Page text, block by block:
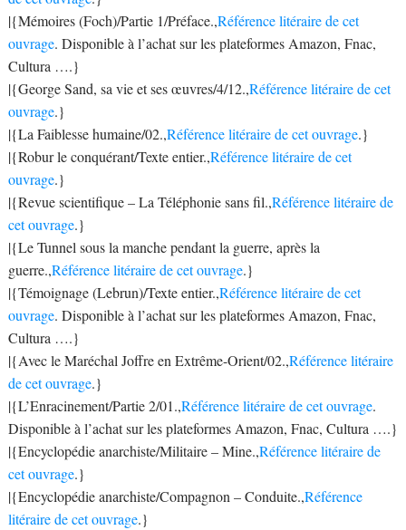
|{Mémoires (Foch)/Partie 1/Préface.,Référence litéraire de cet
ouvrage. Disponible à l’achat sur les plateformes Amazon, Fnac,
Cultura ….}
|{George Sand, sa vie et ses œuvres/4/12.,Référence litéraire de cet
ouvrage.}
|{La Faiblesse humaine/02.,Référence litéraire de cet ouvrage.}
|{Robur le conquérant/Texte entier.,Référence litéraire de cet
ouvrage.}
|{Revue scientifique – La Téléphonie sans fil.,Référence litéraire de
cet ouvrage.}
|{Le Tunnel sous la manche pendant la guerre, après la
guerre.,Référence litéraire de cet ouvrage.}
|{Témoignage (Lebrun)/Texte entier.,Référence litéraire de cet
ouvrage. Disponible à l’achat sur les plateformes Amazon, Fnac,
Cultura ….}
|{Avec le Maréchal Joffre en Extrême-Orient/02.,Référence litéraire
de cet ouvrage.}
|{L’Enracinement/Partie 2/01.,Référence litéraire de cet ouvrage.
Disponible à l’achat sur les plateformes Amazon, Fnac, Cultura ….}
|{Encyclopédie anarchiste/Militaire – Mine.,Référence litéraire de
cet ouvrage.}
|{Encyclopédie anarchiste/Compagnon – Conduite.,Référence
litéraire de cet ouvrage.}